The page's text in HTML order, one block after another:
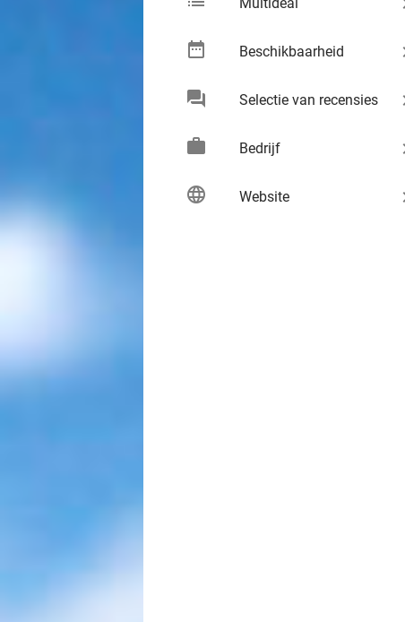
date_range Beschikbaarheid
chat Selectie van recensies
work Bedrijf
language Website